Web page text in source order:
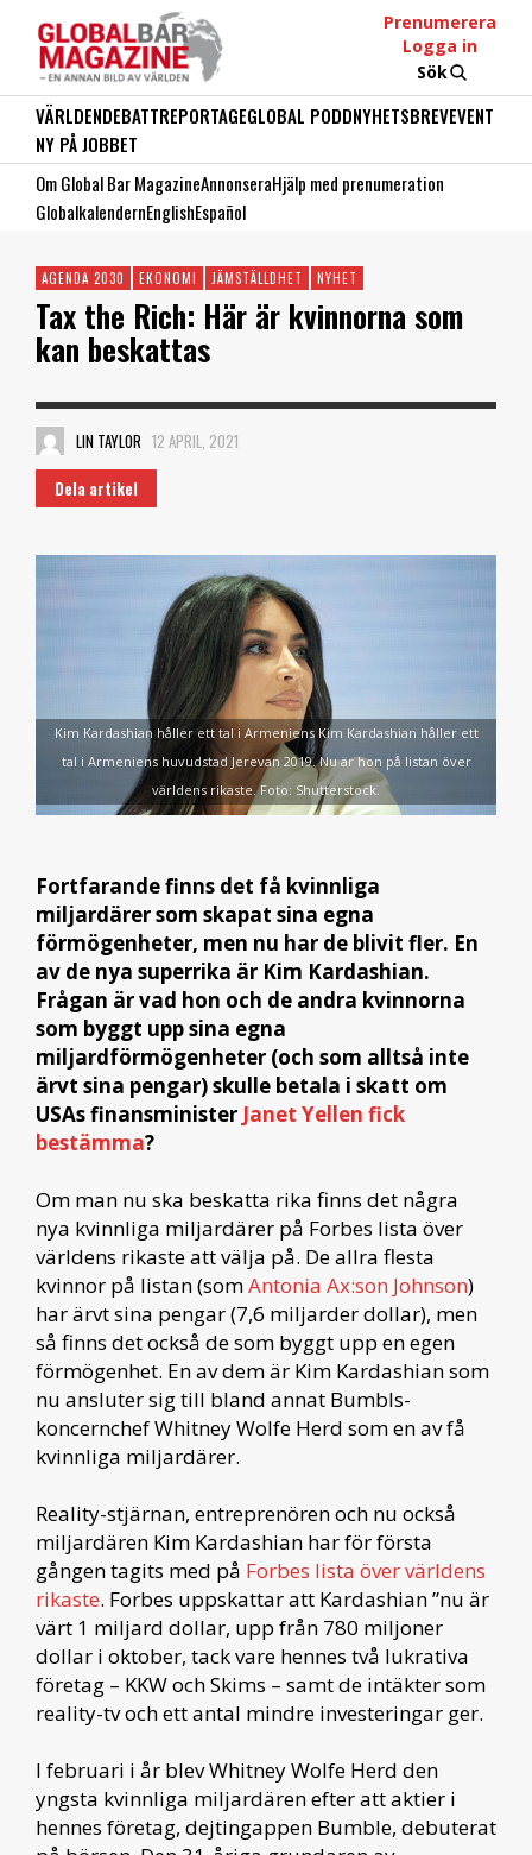
Prenumerera
Logga in
Sök
VÄRLDENDEBATTREPORTAGEGLOBAL PODDNYHETSBREVEVENT
NY PÅ JOBBET
Om Global Bar MagazineAnnonseraHjälp med prenumeration
GlobalkalendernEnglishEspañol
AGENDA 2030 EKONOMI JÄMSTÄLLDHET NYHET
Tax the Rich: Här är kvinnorna som
kan beskattas
LIN TAYLOR 12 APRIL, 2021
Dela artikel
Kim Kardashian håller ett tal i Armeniens Kim Kardashian håller ett
tal i Armeniens huvudstad Jerevan 2019. Nu är hon på listan över
världens rikaste. Foto: Shutterstock.
Fortfarande finns det få kvinnliga
miljardärer som skapat sina egna
förmögenheter, men nu har de blivit fler. En
av de nya superrika är Kim Kardashian.
Frågan är vad hon och de andra kvinnorna
som byggt upp sina egna
miljardförmögenheter (och som alltså inte
ärvt sina pengar) skulle betala i skatt om
USAs finansminister Janet Yellen fick
bestämma?
Om man nu ska beskatta rika finns det några
nya kvinnliga miljardärer på Forbes lista över
världens rikaste att välja på. De allra flesta
kvinnor på listan (somAntonia Ax:son Johnson)
har ärvt sina pengar (7,6 miljarder dollar), men
så finns det också de som byggt upp en egen
förmögenhet. En av dem är Kim Kardashian som
nu ansluter sig till bland annat Bumbls-
koncernchef Whitney Wolfe Herd som en av få
kvinnliga miljardärer.
Reality-stjärnan, entreprenören och nu också
miljardären Kim Kardashian har för första
gången tagits med på Forbes lista över världens
rikaste. Forbes uppskattar att Kardashian ”nu är
värt 1 miljard dollar, upp från 780 miljoner
dollar i oktober, tack vare hennes två lukrativa
företag – KKW och Skims – samt de intäkter som
reality-tv och ett antal mindre investeringar ger.
I februari i år blev Whitney Wolfe Herd den
yngsta kvinnliga miljardären efter att aktier i
hennes företag, dejtingappen Bumble, debuterat